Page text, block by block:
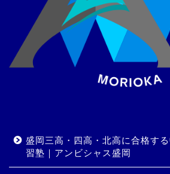
盛岡三高・四高・北高に合格す
習塾｜アンビシャス盛岡